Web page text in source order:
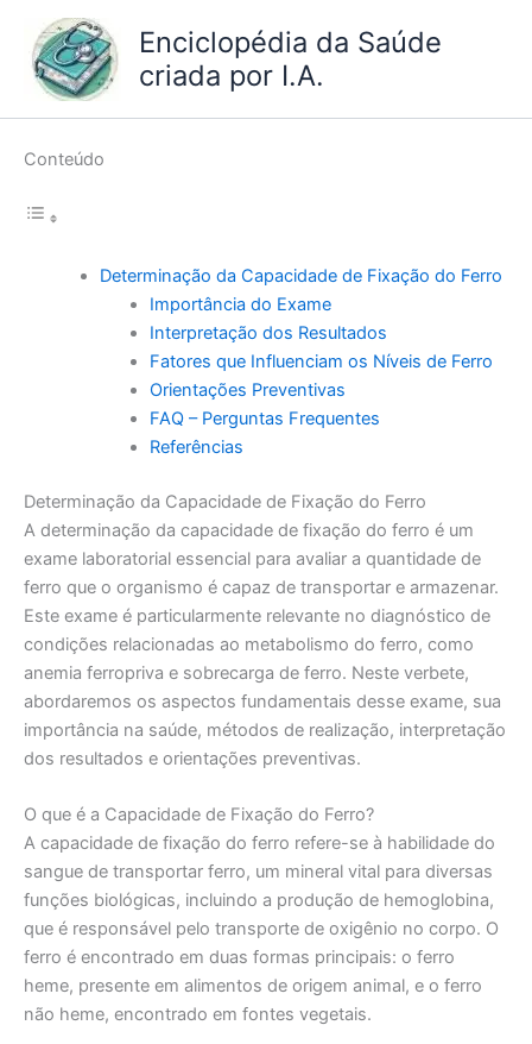
conteúdo
Enciclopédia da Saúde
criada por I.A.
Conteúdo
Determinação da Capacidade de Fixação do Ferro
Importância do Exame
Interpretação dos Resultados
Fatores que Influenciam os Níveis de Ferro
Orientações Preventivas
FAQ – Perguntas Frequentes
Referências
Determinação da Capacidade de Fixação do Ferro
A determinação da capacidade de fixação do ferro é um
exame laboratorial essencial para avaliar a quantidade de
ferro que o organismo é capaz de transportar e armazenar.
Este exame é particularmente relevante no diagnóstico de
condições relacionadas ao metabolismo do ferro, como
anemia ferropriva e sobrecarga de ferro. Neste verbete,
abordaremos os aspectos fundamentais desse exame, sua
importância na saúde, métodos de realização, interpretação
dos resultados e orientações preventivas.
O que é a Capacidade de Fixação do Ferro?
A capacidade de fixação do ferro refere-se à habilidade do
sangue de transportar ferro, um mineral vital para diversas
funções biológicas, incluindo a produção de hemoglobina,
que é responsável pelo transporte de oxigênio no corpo. O
ferro é encontrado em duas formas principais: o ferro
heme, presente em alimentos de origem animal, e o ferro
não heme, encontrado em fontes vegetais.